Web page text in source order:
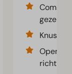
Knusse
richting